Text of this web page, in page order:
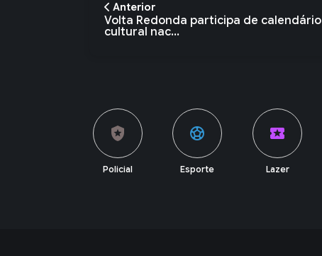
Anterior
Volta Redonda participa de calendário
cultural nac...
local_police
Policial
sports_soccer
Esporte
local_activity
Lazer